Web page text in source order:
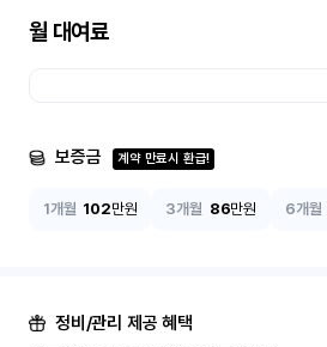
월 대여료
보증금 계약 만료시 환급!
1개월 102만원 3개월 86만원 6개월
정비/관리 제공 혜택